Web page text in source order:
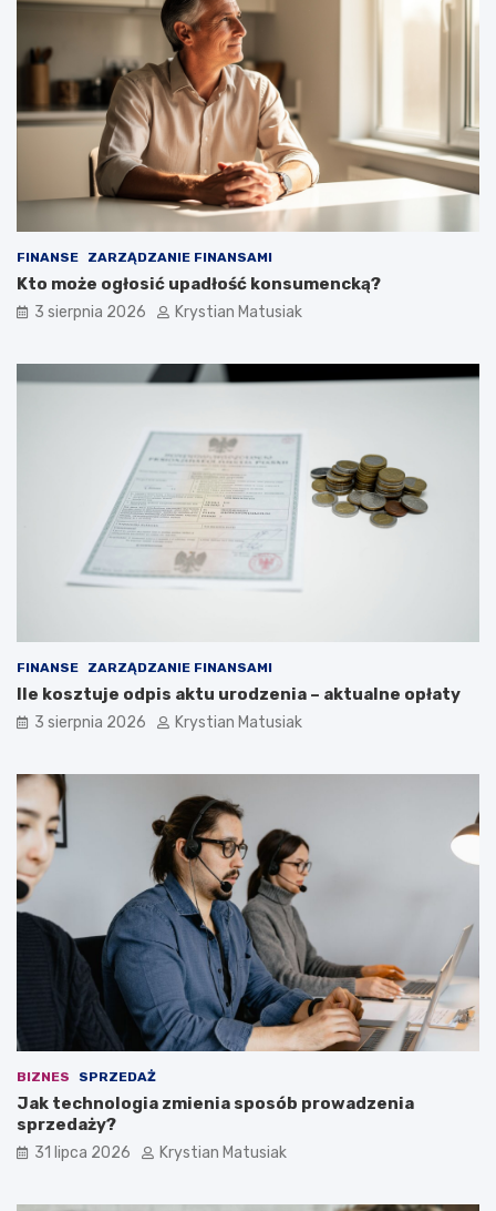
FINANSE ZARZĄDZANIE FINANSAMI
Kto może ogłosić upadłość konsumencką?
3 sierpnia 2026 Krystian Matusiak
FINANSE ZARZĄDZANIE FINANSAMI
Ile kosztuje odpis aktu urodzenia – aktualne opłaty
3 sierpnia 2026 Krystian Matusiak
BIZNES SPRZEDAŻ
Jak technologia zmienia sposób prowadzenia
sprzedaży?
31 lipca 2026 Krystian Matusiak